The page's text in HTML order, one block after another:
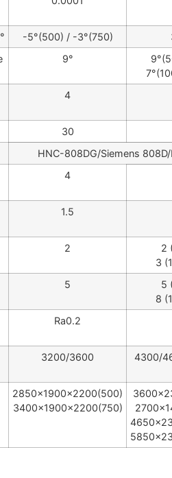
-5°(500) / -3°(750)
9°
4
30
HNC-808DG/Siemens
4
1.5
2
2
3
5
5
8
Ra0.2
3200/3600 4300/
2850x1900x2200(500)
3400x1900x2200(750)